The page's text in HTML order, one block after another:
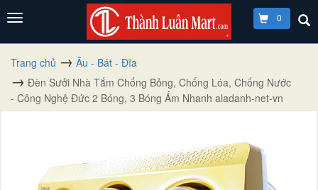
0
Trang chủ
Âu - Bát - Đĩa
Đèn Sưởi Nhà Tắm Chống Bỏng, Chống Lóa, Chống Nước
- Công Nghệ Đức 2 Bóng, 3 Bóng Ấm Nhanh aladanh-net-vn